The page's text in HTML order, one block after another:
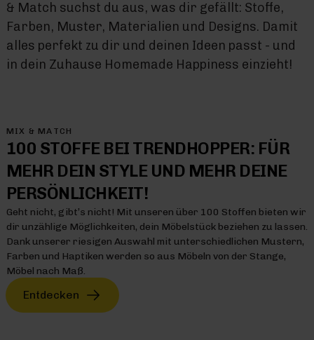
& Match suchst du aus, was dir gefällt: Stoffe,
Farben, Muster, Materialien und Designs. Damit
alles perfekt zu dir und deinen Ideen passt - und
in dein Zuhause Homemade Happiness einzieht!
MIX & MATCH
100 STOFFE BEI TRENDHOPPER: FÜR
MEHR DEIN STYLE UND MEHR DEINE
PERSÖNLICHKEIT!
Geht nicht, gibt’s nicht! Mit unseren über 100 Stoffen bieten wir
dir unzählige Möglichkeiten, dein Möbelstück beziehen zu lassen.
Dank unserer riesigen Auswahl mit unterschiedlichen Mustern,
Farben und Haptiken werden so aus Möbeln von der Stange,
Möbel nach Maß.
Entdecken